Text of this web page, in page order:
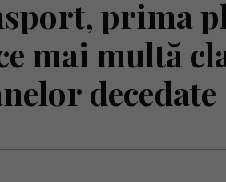
prima
mai multă
decedate